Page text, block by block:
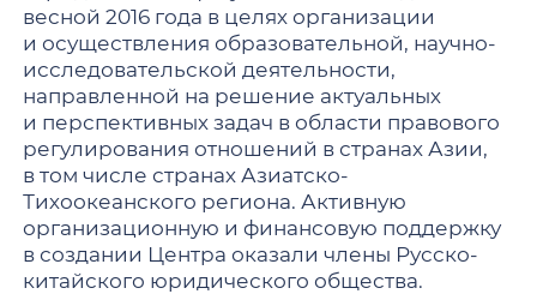
весной 2016 года в целях организации
и осуществления образовательной, научно-
исследовательской деятельности,
направленной на решение актуальных
и перспективных задач в области правового
регулирования отношений в странах Азии,
в том числе странах Азиатско-
Тихоокеанского региона. Активную
организационную и финансовую поддержку
в создании Центра оказали члены Русско-
китайского юридического общества.